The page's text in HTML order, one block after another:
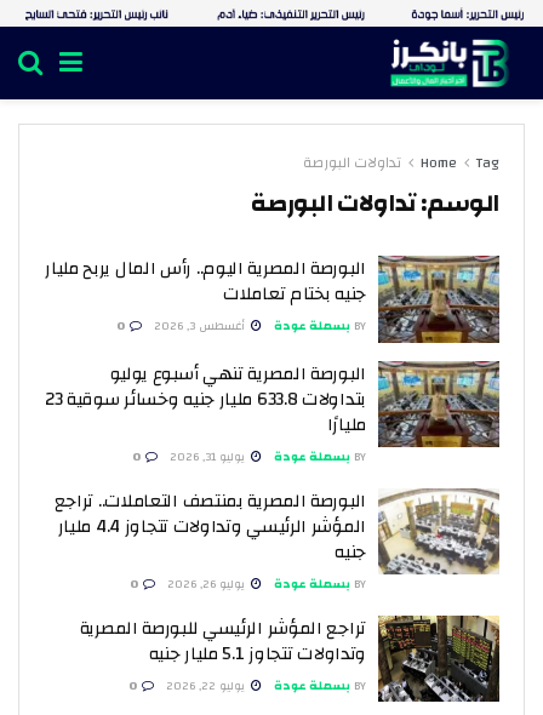
Home Tag تداولات البورصة
الوسم:تداولات البورصة
البورصة المصرية اليوم.. رأس المال يربح مليار
جنيه بختام تعاملات
BY بسملة عودة أغسطس 3, 2026
البورصة المصرية تنهي أسبوع يوليو
بتداولات 633.8 مليار جنيه وخسائر سوقية 23
مليارًا
BY بسملة عودة يوليو 31, 2026
البورصة المصرية بمنتصف التعاملات.. تراجع
المؤشر الرئيسي وتداولات تتجاوز 4.4 مليار
جنيه
BY بسملة عودة يوليو 26, 2026
تراجع المؤشر الرئيسي للبورصة المصرية
وتداولات تتجاوز 5.1 مليار جنيه
BY بسملة عودة يوليو 22, 2026